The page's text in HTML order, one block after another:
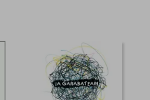
5%
dcto.